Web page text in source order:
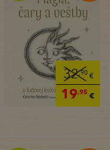
32,90€
19,95€